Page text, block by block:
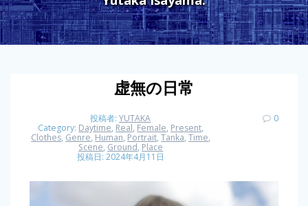
虚無の日常
投稿者: YUTAKA
Category: Daytime, Real, Female, Present,
Clothes, Genre, Human, Portrait,Tanka,Time,
Scene, Ground, Place
投稿日: 2024年4月11日
0